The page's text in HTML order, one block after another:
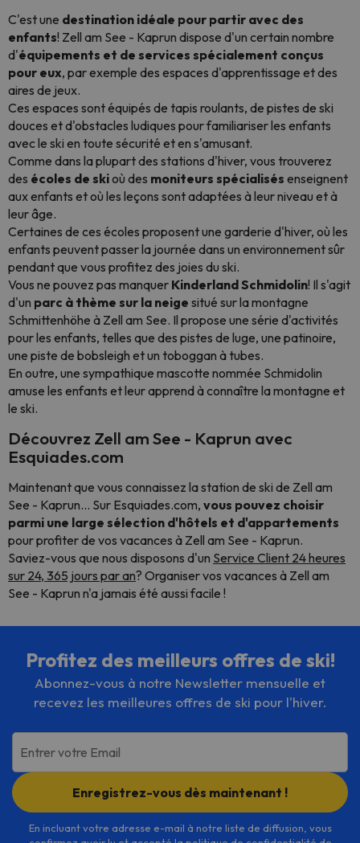
C'est une destination idéale pour partir avec des
enfants! Zell am See - Kaprun dispose d'un certain nombre
d'équipements et de services spécialement conçus
pour eux, par exemple des espaces d'apprentissage et des
aires de jeux.
Ces espaces sont équipés de tapis roulants, de pistes de ski
douces et d'obstacles ludiques pour familiariser les enfants
avec le ski en toute sécurité et en s'amusant.
Comme dans la plupart des stations d'hiver, vous trouverez
des écoles de skioù des moniteurs spécialisés enseignent
aux enfants et où les leçons sont adaptées à leur niveau et à
leur âge.
Certaines de ces écoles proposent une garderie d'hiver, où les
enfants peuvent passer la journée dans un environnement sûr
pendant que vous profitez des joies du ski.
Vous ne pouvez pas manquer Kinderland Schmidolin! Il s'agit
d'un parc à thème sur la neige situé sur la montagne
Schmittenhöhe à Zell am See. Il propose une série d'activités
pour les enfants, telles que des pistes de luge, une patinoire,
une piste de bobsleigh et un toboggan à tubes.
En outre, une sympathique mascotte nommée Schmidolin
amuse les enfants et leur apprend à connaître la montagne et
le ski.
Découvrez Zell am See - Kaprun avec
Esquiades.com
Maintenant que vous connaissez la station de ski de Zell am
See - Kaprun... Sur Esquiades.com, vous pouvez choisir
parmi une large sélection d'hôtels et d'appartements
pour profiter de vos vacances à Zell am See - Kaprun.
Saviez-vous que nous disposons d'un Service Client 24 heures
sur 24, 365 jours par an? Organiser vos vacances à Zell am
See - Kaprun n'a jamais été aussi facile !
Profitez des meilleurs offres de ski!
Abonnez-vous à notre Newsletter mensuelle et
recevez les meilleures offres de ski pour l'hiver.
Entrer votre Email
Enregistrez-vous dès maintenant !
En incluant votre adresse e-mail à notre liste de diffusion, vous